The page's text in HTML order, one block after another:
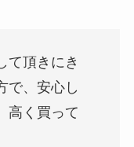
て頂きにき
で、安心し
高く買って